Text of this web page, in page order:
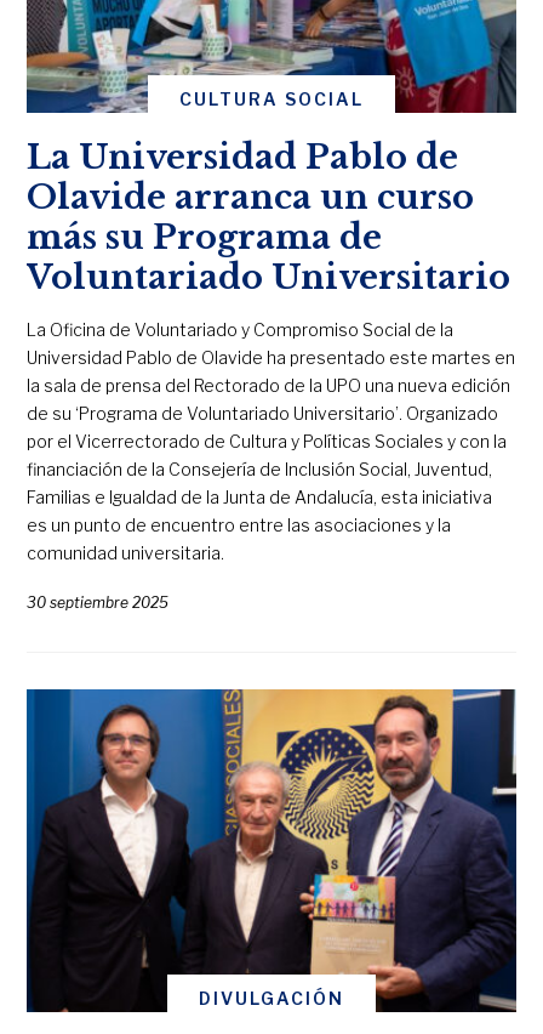
CULTURA SOCIAL
La Universidad Pablo de
Olavide arranca un curso
más su Programa de
Voluntariado Universitario
La Oficina de Voluntariado y Compromiso Social de la
Universidad Pablo de Olavide ha presentado este martes en
la sala de prensa del Rectorado de la UPO una nueva edición
de su ‘Programa de Voluntariado Universitario’. Organizado
por el Vicerrectorado de Cultura y Políticas Sociales y con la
financiación de la Consejería de Inclusión Social, Juventud,
Familias e Igualdad de la Junta de Andalucía, esta iniciativa
es un punto de encuentro entre las asociaciones y la
comunidad universitaria.
30 septiembre 2025
DIVULGACIÓN